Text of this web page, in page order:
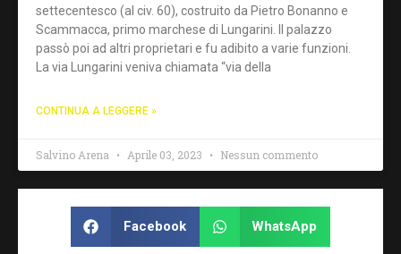
settecentesco (al civ. 60), costruito da Pietro Bonanno e
Scammacca, primo marchese di Lungarini. Il palazzo
passò poi ad altri proprietari e fu adibito a varie funzioni.
La via Lungarini veniva chiamata “via della
CONTINUA A LEGGERE »
Salvino Arena Aprile 03, 2023 Nessun commento
Facebook WhatsApp